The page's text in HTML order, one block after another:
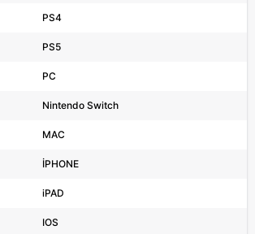
PS4
PS5
PC
Nintendo Switch
MAC
İPHONE
iPAD
IOS